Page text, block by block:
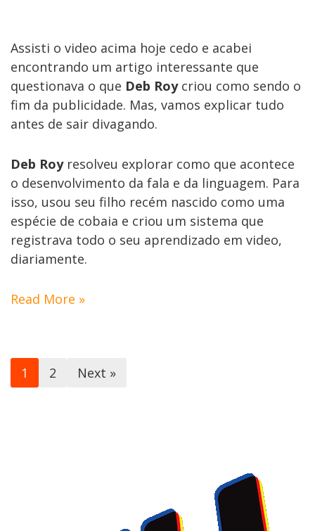
Assisti o video acima hoje cedo e acabei
encontrando um artigo interessante que
questionava o que Deb Roycriou como sendo o
fim da publicidade. Mas, vamos explicar tudo
antes de sair divagando.
Deb Royresolveu explorar como que acontece
o desenvolvimento da fala e da linguagem. Para
isso, usou seu filho recém nascido como uma
espécie de cobaia e criou um sistema que
registrava todo o seu aprendizado em video,
diariamente.
Read More »
1 2 Next »